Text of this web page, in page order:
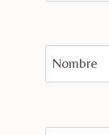
Nombre